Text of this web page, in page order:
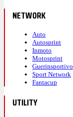
NETWORK
Auto
Autosprint
Inmoto
Motosprint
Guerinsportivo
Sport Network
Fantacup
UTILITY